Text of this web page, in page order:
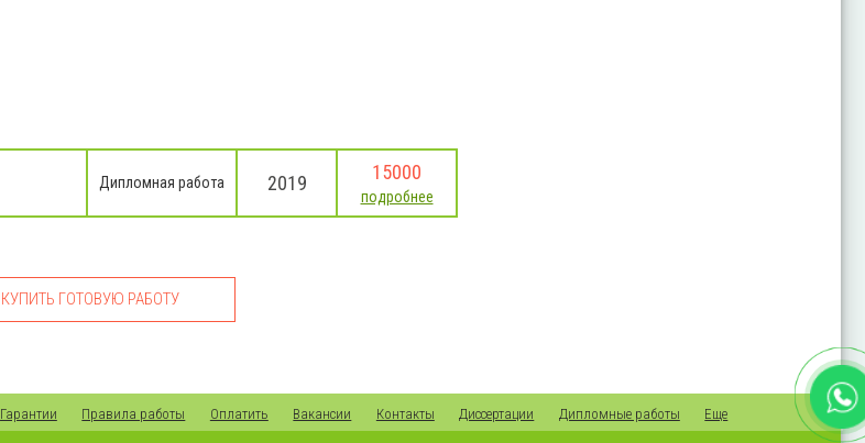
Дипломная работа 2019 15000
подробнее
КУПИТЬ ГОТОВУЮ РАБОТУ
Гарантии Правила работы Оплатить Вакансии Контакты Диссертации Дипломные работы Еще